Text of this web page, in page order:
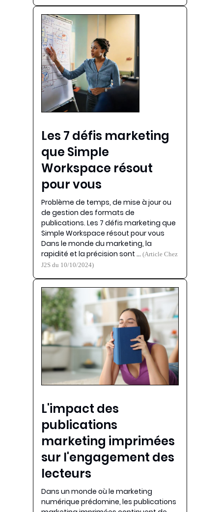
Les 7 défis marketing
que Simple
Workspace résout
pour vous
Problème de temps, de mise à jour ou
de gestion des formats de
publications. Les 7 défis marketing que
Simple Workspace résout pour vous
Dans le monde du marketing, la
rapidité et la précision sont …(Article Chez
J2S du 10/10/2024)
L'impact des
publications
marketing imprimées
sur l'engagement des
lecteurs
Dans un monde où le marketing
numérique prédomine, les publications